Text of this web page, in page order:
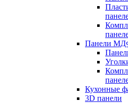
Панели
Кухонные
3D панели